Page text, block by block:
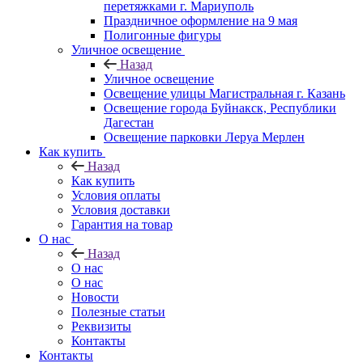
перетяжками г. Мариуполь
Праздничное оформление на 9 мая
Полигонные фигуры
Уличное освещение
Назад
Уличное освещение
Освещение улицы Магистральная г. Казань
Освещение города Буйнакск, Республики
Дагестан
Освещение парковки Леруа Мерлен
Как купить
Назад
Как купить
Условия оплаты
Условия доставки
Гарантия на товар
О нас
Назад
О нас
О нас
Новости
Полезные статьи
Реквизиты
Контакты
Контакты